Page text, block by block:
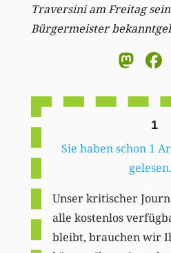
Traversini am Freitag
Bürgermeister
1
Sie haben schon 1
gelesen.
Unser kritischer
alle kostenlos
bleibt, brauchen wir